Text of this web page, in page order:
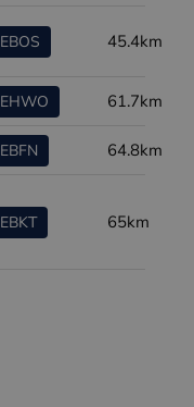
EBOS 45.4km
EHWO 61.7km
EBFN 64.8km
EBKT 65km